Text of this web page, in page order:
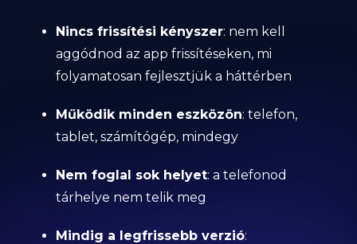
Nincs frissítési kényszer: nem kell
aggódnod az app frissítéseken, mi
folyamatosan fejlesztjük a háttérben
Működik minden eszközön: telefon,
tablet, számítógép, mindegy
Nem foglal sok helyet: a telefonod
tárhelye nem telik meg
Mindig a legfrissebb verzió: